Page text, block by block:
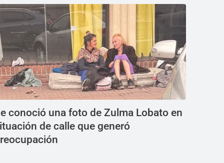
conoció una foto de Zulma Lobato en
de calle que generó